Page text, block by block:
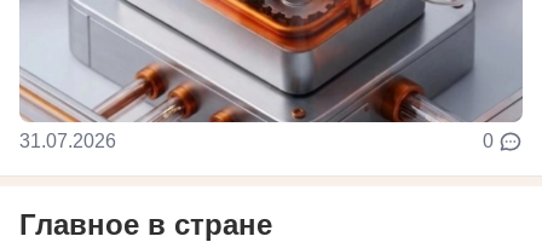
31.07.2026 0
Главное в стране